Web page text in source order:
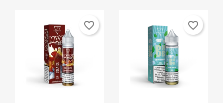
favorite_border favorite_border